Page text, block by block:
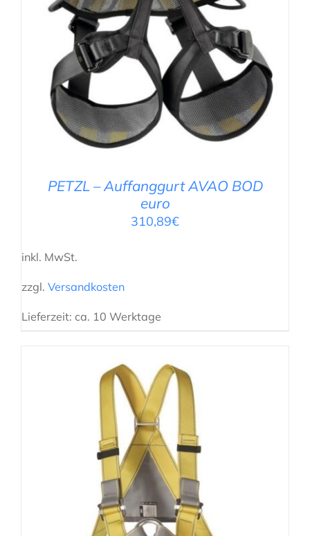
PETZL – Auffanggurt AVAO BOD
euro
310,89€
inkl. MwSt.
zzgl. Versandkosten
Lieferzeit: ca. 10 Werktage